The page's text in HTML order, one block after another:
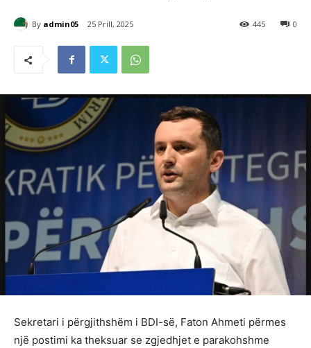
By admin05 25 Prill, 2025 0
445
Sekretari i përgjithshëm i BDI-së, Faton Ahmeti përmes
një postimi ka theksuar se zgjedhjet e parakohshme